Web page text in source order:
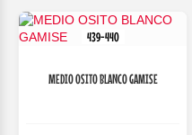
439-440
MEDIO OSITO BLANCO GAMISE